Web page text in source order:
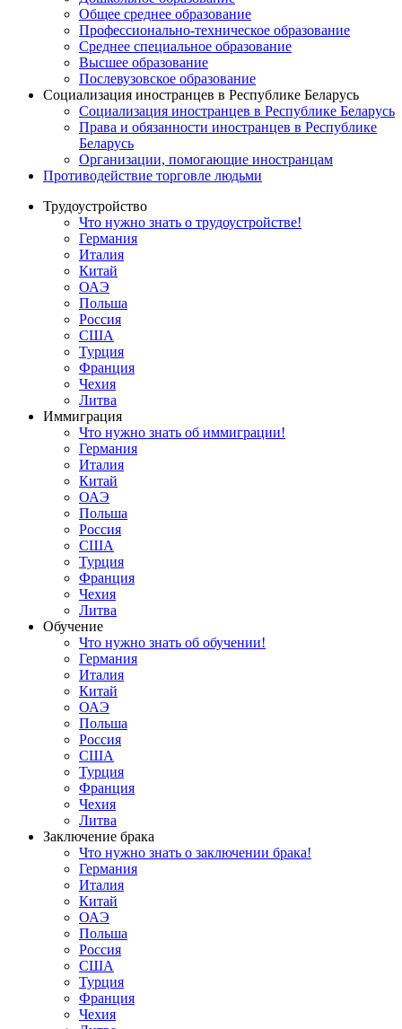
Общее среднее образование
Профессионально-техническое образование
Среднее специальное образование
Высшее образование
Послевузовское образование
Социализация иностранцев в Республике Беларусь
Социализация иностранцев в Республике Беларусь
Права и обязанности иностранцев в Республике
Беларусь
Oрганизации, помогающие иностранцам
Противодействие торговле людьми
Трудоустройство
Что нужно знать о трудоустройстве!
Германия
Италия
Китай
ОАЭ
Польша
Россия
США
Турция
Франция
Чехия
Литва
Иммиграция
Что нужно знать об иммиграции!
Германия
Италия
Китай
ОАЭ
Польша
Россия
США
Турция
Франция
Чехия
Литва
Обучение
Что нужно знать об обучении!
Германия
Италия
Китай
ОАЭ
Польша
Россия
США
Турция
Франция
Чехия
Литва
Заключение брака
Что нужно знать о заключении брака!
Германия
Италия
Китай
ОАЭ
Польша
Россия
США
Турция
Франция
Чехия